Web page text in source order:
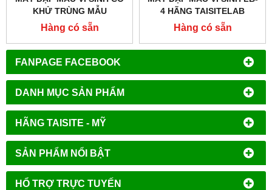
FANPAGE FACEBOOK
DANH MỤC SẢN PHẨM
HÃNG TAISITE - MỸ
SẢN PHẨM NỔI BẬT
HỔ TRỢ TRỰC TUYẾN
KHỬ TRÙNG MẪU
MODEL:LB-4M HÃNG
TAISITELAB
Hàng có sẵn
4 HÃNG TAISITELAB
Hàng có sẵn